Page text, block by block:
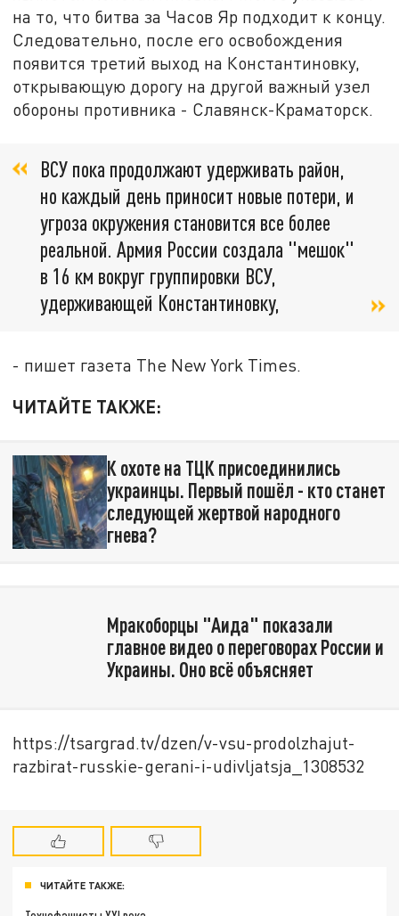
на то, что битва за Часов Яр подходит к концу.
Следовательно, после его освобождения
появится третий выход на Константиновку,
открывающую дорогу на другой важный узел
обороны противника - Славянск-Краматорск.
ВСУ пока продолжают удерживать район,
но каждый день приносит новые потери, и
угроза окружения становится все более
реальной. Армия России создала "мешок"
в 16 км вокруг группировки ВСУ,
удерживающей Константиновку,
- пишет газета The New York Times.
ЧИТАЙТЕ ТАКЖЕ:
К охоте на ТЦК присоединились
украинцы. Первый пошёл - кто станет
следующей жертвой народного
гнева?
Мракоборцы "Аида" показали
главное видео о переговорах России и
Украины. Оно всё объясняет
https://tsargrad.tv/dzen/v-vsu-prodolzhajut-
razbirat-russkie-gerani-i-udivljatsja_1308532
ЧИТАЙТЕ ТАКЖЕ: